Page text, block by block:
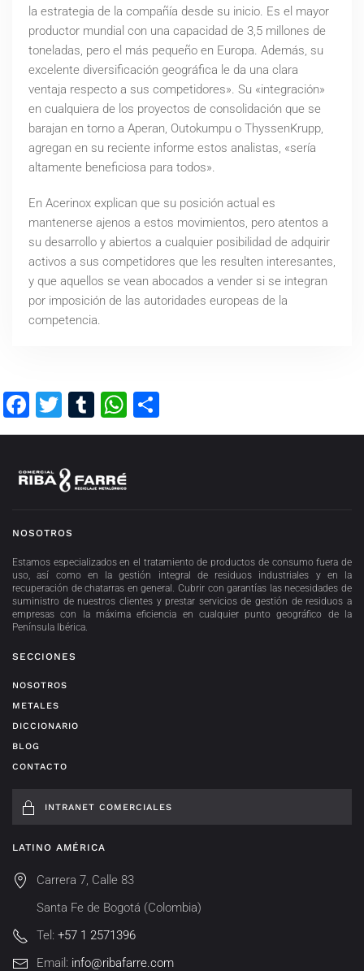
la estrategia de la compañía desde su inicio. Es el mayor
productor mundial con una capacidad de 3,5 millones de
toneladas, pero el más pequeño en Europa. Además, su
excelente diversificación geográfica le da una clara
ventaja respecto a sus competidores». Su «integración»
en cualquiera de los proyectos de consolidación que se
barajan en torno a Aperan, Outokumpu o ThyssenKrupp,
agregan en su reciente informe estos analistas, «sería
altamente beneficiosa para todos».
En Acerinox explican que su posición actual es
mantenerse ajenos a estos movimientos, pero atentos a
su desarrollo y abiertos a cualquier posibilidad de adquirir
activos a sus competidores que les resulten interesantes,
y que aquellos se vean abocados a vender si se integran
por imposición de las autoridades europeas de la
competencia.
Facebook
Twitter
TumblrWhatsApp
NOSOTROS
Estamos especializados en el tratamiento de productos de consumo fuera de
uso, así como en la gestión integral de residuos industriales y en la
recuperación de chatarras en general. Cubrir con garantías las necesidades de
suministro de nuestros clientes y prestar servicios de gestión de residuos a
empresas con la máxima eficiencia en cualquier punto geográfico de la
Península Ibérica.
SECCIONES
NOSOTROS
METALES
DICCIONARIO
BLOG
CONTACTO
INTRANET COMERCIALES
LATINO AMÉRICA
Carrera 7, Calle 83
Santa Fe de Bogotá (Colombia)
Tel: +57 1 2571396
Email: info@ribafarre.com